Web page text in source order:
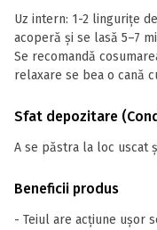
Uz intern: 1-2 lingurițe
acoperă și se lasă 5–7
Se recomandă
relaxare se bea o cană
Sfat depozitare
A se păstra la loc uscat
Beneficii produs
- Teiul are acțiune ușor